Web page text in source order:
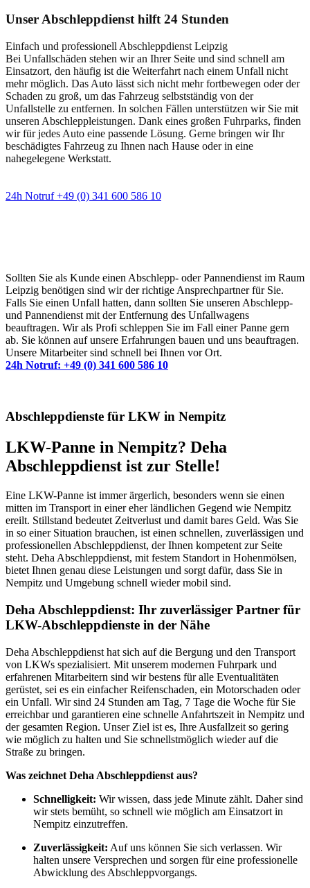
Unser Abschleppdienst hilft 24 Stunden
Einfach und professionell Abschleppdienst Leipzig
Bei Unfallschäden stehen wir an Ihrer Seite und sind schnell am
Einsatzort, den häufig ist die Weiterfahrt nach einem Unfall nicht
mehr möglich. Das Auto lässt sich nicht mehr fortbewegen oder der
Schaden zu groß, um das Fahrzeug selbstständig von der
Unfallstelle zu entfernen. In solchen Fällen unterstützen wir Sie mit
unseren Abschleppleistungen. Dank eines großen Fuhrparks, finden
wir für jedes Auto eine passende Lösung. Gerne bringen wir Ihr
beschädigtes Fahrzeug zu Ihnen nach Hause oder in eine
nahegelegene Werkstatt.
24h Notruf +49 (0) 341 600 586 10
Sollten Sie als Kunde einen Abschlepp- oder Pannendienst im Raum
Leipzig benötigen sind wir der richtige Ansprechpartner für Sie.
Falls Sie einen Unfall hatten, dann sollten Sie unseren Abschlepp-
und Pannendienst mit der Entfernung des Unfallwagens
beauftragen. Wir als Profi schleppen Sie im Fall einer Panne gern
ab. Sie können auf unsere Erfahrungen bauen und uns beauftragen.
Unsere Mitarbeiter sind schnell bei Ihnen vor Ort.
24h Notruf: +49 (0) 341 600 586 10
Abschleppdienste für LKW in Nempitz
LKW-Panne in Nempitz? Deha
Abschleppdienst ist zur Stelle!
Eine LKW-Panne ist immer ärgerlich, besonders wenn sie einen
mitten im Transport in einer eher ländlichen Gegend wie Nempitz
ereilt. Stillstand bedeutet Zeitverlust und damit bares Geld. Was Sie
in so einer Situation brauchen, ist einen schnellen, zuverlässigen und
professionellen Abschleppdienst, der Ihnen kompetent zur Seite
steht. Deha Abschleppdienst, mit festem Standort in Hohenmölsen,
bietet Ihnen genau diese Leistungen und sorgt dafür, dass Sie in
Nempitz und Umgebung schnell wieder mobil sind.
Deha Abschleppdienst: Ihr zuverlässiger Partner für
LKW-Abschleppdienste in der Nähe
Deha Abschleppdienst hat sich auf die Bergung und den Transport
von LKWs spezialisiert. Mit unserem modernen Fuhrpark und
erfahrenen Mitarbeitern sind wir bestens für alle Eventualitäten
gerüstet, sei es ein einfacher Reifenschaden, ein Motorschaden oder
ein Unfall. Wir sind 24 Stunden am Tag, 7 Tage die Woche für Sie
erreichbar und garantieren eine schnelle Anfahrtszeit in Nempitz und
der gesamten Region. Unser Ziel ist es, Ihre Ausfallzeit so gering
wie möglich zu halten und Sie schnellstmöglich wieder auf die
Straße zu bringen.
Was zeichnet Deha Abschleppdienst aus?
Schnelligkeit: Wir wissen, dass jede Minute zählt. Daher sind
wir stets bemüht, so schnell wie möglich am Einsatzort in
Nempitz einzutreffen.
Zuverlässigkeit: Auf uns können Sie sich verlassen. Wir
halten unsere Versprechen und sorgen für eine professionelle
Abwicklung des Abschleppvorgangs.